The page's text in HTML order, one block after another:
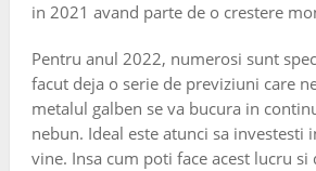
in 2021 avand parte de o crestere
Pentru anul 2022, numerosi sunt
facut deja o serie de previziuni care
metalul galben se va bucura in
nebun. Ideal este atunci sa investesti
vine. Insa cum poti face acest lucru si